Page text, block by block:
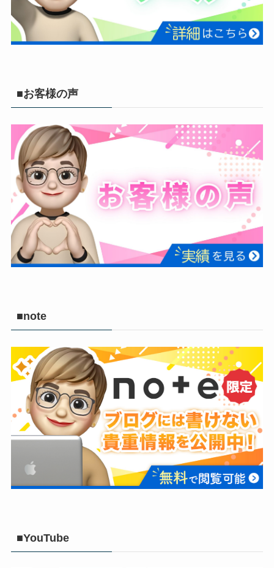
■お客様の声
■note
■YouTube